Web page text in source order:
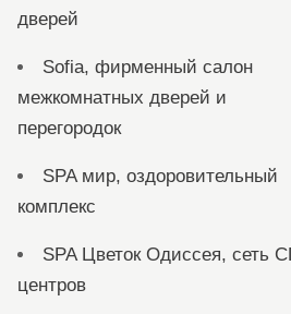
дверей
Sofia, фирменный салон
межкомнатных дверей и
перегородок
SPA мир, оздоровительный
комплекс
SPA Цветок Одиссея, сеть
центров